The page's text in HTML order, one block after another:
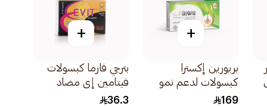
+
بريورين إكسترا
كبسولات لدعم نمو
الشعر وتقويته
169
+
بترجي فارما كبسولات
فيتامين إي مضاد
أكسدة طبيعي
36.3